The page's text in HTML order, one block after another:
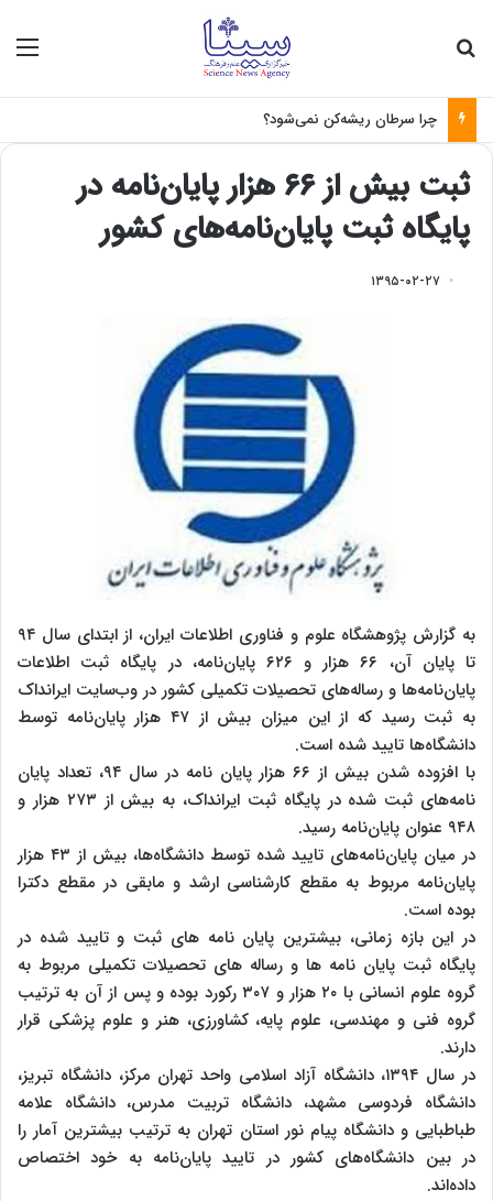
چرا سرطان ریشه‌کن نمی‌شود؟
ثبت بیش از ۶۶ هزار پایان‌نامه در
پایگاه ثبت پایان‌نامه‌های کشور
۱۳۹۵-۰۲-۲۷
به گزارش پژوهشگاه علوم و فناوری اطلاعات ایران، از ابتدای سال ۹۴
تا پایان آن، ۶۶ هزار و ۶۲۶ پایان‌نامه، در پایگاه ثبت اطلاعات
پایان‌نامه‌ها و رساله‌های تحصیلات تکمیلی کشور در وب‌سایت ایرانداک
به ثبت رسید که از این میزان بیش از ۴۷ هزار پایان‌نامه توسط
دانشگاه‌ها تایید شده است.
با افزوده شدن بیش از ۶۶ هزار پایان ‌نامه در سال ۹۴، تعداد پایان‌
نامه‌های ثبت شده در پایگاه ثبت ایرانداک، به بیش از ۲۷۳ هزار و
۹۴۸ عنوان پایان‌نامه رسید.
در میان پایان‌نامه‌های تایید شده توسط دانشگاه‌ها، بیش از ۴۳ هزار
پایان‌نامه مربوط به مقطع کارشناسی ارشد و مابقی در مقطع دکترا
بوده است.
در این بازه زمانی، بیشترین پایان‌ نامه‌ ‌های ثبت و تایید شده در
پایگاه ثبت پایان‌ نامه ‌ها و رساله ‌های تحصیلات تکمیلی مربوط به
گروه علوم انسانی با ۲۰ هزار و ۳۰۷ رکورد بوده و پس از آن به ترتیب
گروه فنی و مهندسی، علوم پایه، کشاورزی، هنر و علوم پزشکی قرار
دارند.
در سال ۱۳۹۴، دانشگاه آزاد اسلامی واحد تهران مرکز، دانشگاه تبریز،
دانشگاه فردوسی مشهد، دانشگاه تربیت مدرس، دانشگاه علامه
طباطبایی و دانشگاه پیام نور استان تهران به ترتیب بیشترین آمار را
در بین دانشگاه‌های کشور در تایید پایان‌نامه به خود اختصاص
داده‌اند.